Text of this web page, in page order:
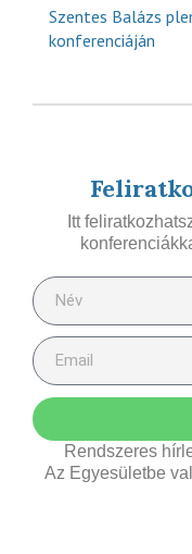
Szentes Balázs
konferenciáján
Itt
Rendszeres
Az Egyesületbe